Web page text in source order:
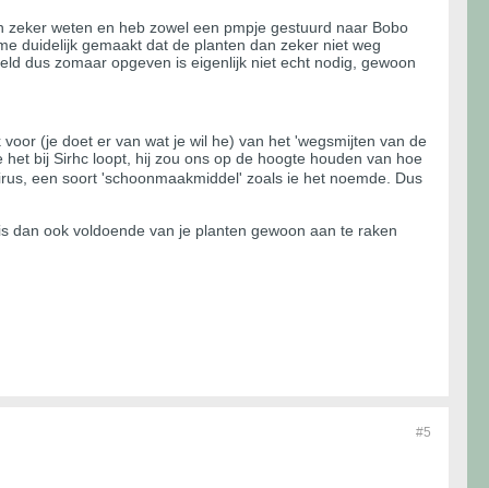
weten en heb zowel een pmpje gestuurd naar Bobo
duidelijk gemaakt dat de planten dan zeker niet weg
dus zomaar opgeven is eigenlijk niet echt nodig, gewoon
(je doet er van wat je wil he) van het 'wegsmijten van de
bij Sirhc loopt, hij zou ons op de hoogte houden van hoe
een soort 'schoonmaakmiddel' zoals ie het noemde. Dus
dan ook voldoende van je planten gewoon aan te raken
#5